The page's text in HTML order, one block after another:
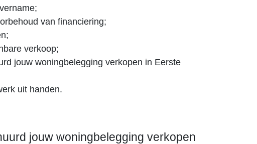
van financiering;
verkoop;
jouw woningbelegging verkopen in Eerste
uit handen.
jouw woningbelegging verkopen